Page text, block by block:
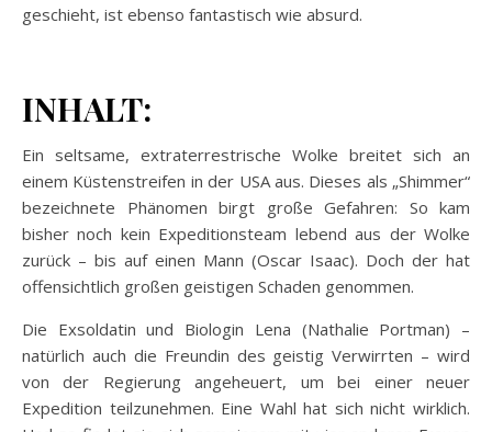
geschieht, ist ebenso fantastisch wie absurd.
INHALT:
Ein seltsame, extraterrestrische Wolke breitet sich an
einem Küstenstreifen in der USA aus. Dieses als „Shimmer“
bezeichnete Phänomen birgt große Gefahren: So kam
bisher noch kein Expeditionsteam lebend aus der Wolke
zurück – bis auf einen Mann (Oscar Isaac). Doch der hat
offensichtlich großen geistigen Schaden genommen.
Die Exsoldatin und Biologin Lena (Nathalie Portman) –
natürlich auch die Freundin des geistig Verwirrten – wird
von der Regierung angeheuert, um bei einer neuer
Expedition teilzunehmen. Eine Wahl hat sich nicht wirklich.